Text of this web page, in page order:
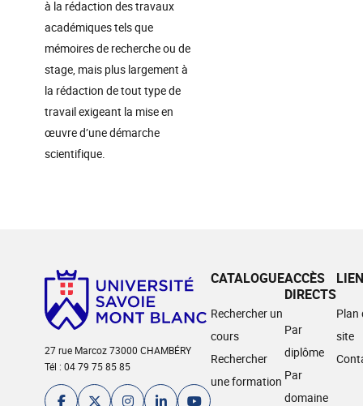
à la rédaction des travaux
académiques tels que
mémoires de recherche ou de
stage, mais plus largement à
la rédaction de tout type de
travail exigeant la mise en
œuvre d’une démarche
scientifique.
27 rue Marcoz 73000 CHAMBÉRY
Tél : 04 79 75 85 85
CATALOGUE
Rechercher un
cours
Rechercher
une formation
ACCÈS
DIRECTS
Par
diplôme
Par
domaine
Plan
site